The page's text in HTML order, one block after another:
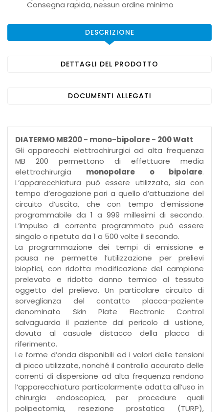
Consegna rapida, nessun ordine minimo
DESCRIZIONE
DETTAGLI DEL PRODOTTO
DOCUMENTI ALLEGATI
DIATERMO MB200 - mono-bipolare - 200 Watt
Gli apparecchi elettrochirurgici ad alta frequenza
MB 200 permettono di effettuare media
elettrochirurgia monopolare o bipolare.
L’apparecchiatura può essere utilizzata, sia con
tempo d’erogazione pari a quello d’attuazione del
circuito d’uscita, che con tempo d’emissione
programmabile da 1 a 999 millesimi di secondo.
L’impulso di corrente programmato può essere
singolo o ripetuto da 1 a 500 volte il secondo.
La programmazione dei tempi di emissione e
pausa ne permette l’utilizzazione per prelievi
bioptici, con ridotta modificazione del campione
prelevato e ridotto danno termico al tessuto
oggetto del prelievo. Un particolare circuito di
sorveglianza del contatto placca-paziente
denominato Skin Plate Electronic Control
salvaguarda il paziente dal pericolo di ustione,
dovuta al casuale distacco della placca di
riferimento.
Le forme d’onda disponibili ed i valori delle tensioni
di picco utilizzate, nonché il controllo accurato delle
correnti di dispersione ad alta frequenza rendono
l’apparecchiatura particolarmente adatta all’uso in
chirurgia endoscopica, per procedure quali
polipectomia, resezione prostatica (TURP),